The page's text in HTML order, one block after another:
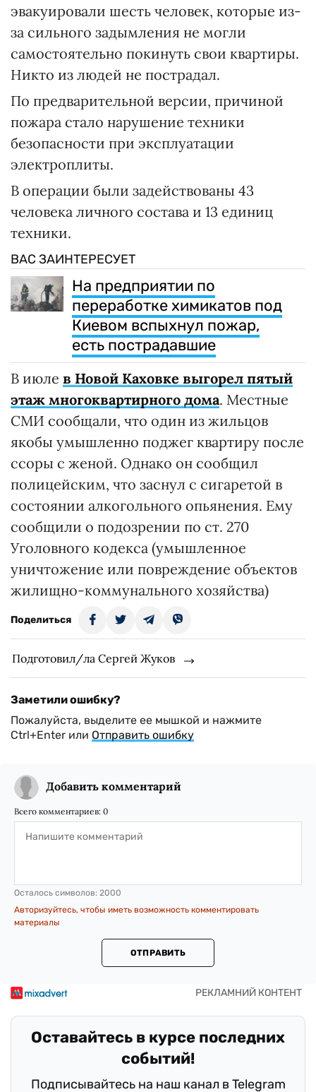
эвакуировали шесть человек, которые из-
за сильного задымления не могли
самостоятельно покинуть свои квартиры.
Никто из людей не пострадал.
По предварительной версии, причиной
пожара стало нарушение техники
безопасности при эксплуатации
электроплиты.
В операции были задействованы 43
человека личного состава и 13 единиц
техники.
ВАС ЗАИНТЕРЕСУЕТ
На предприятии по
переработке химикатов под
Киевом вспыхнул пожар,
есть пострадавшие
В июле в Новой Каховке выгорел пятый
этаж многоквартирного дома. Местные
СМИ сообщали, что один из жильцов
якобы умышленно поджег квартиру после
ссоры с женой. Однако он сообщил
полицейским, что заснул с сигаретой в
состоянии алкогольного опьянения. Ему
сообщили о подозрении по ст. 270
Уголовного кодекса (умышленное
уничтожение или повреждение объектов
жилищно-коммунального хозяйства)
Поделиться
Подготовил/ла Сергей Жуков
Заметили ошибку?
Пожалуйста, выделите ее мышкой и нажмите
Ctrl+Enter или Отправить ошибку
Добавить комментарий
Всего комментариев: 0
Осталось символов: 2000
Авторизуйтесь, чтобы иметь возможность комментировать
материалы
ОТПРАВИТЬ
Оставайтесь в курсе последних
событий!
Подписывайтесь на наш канал в Telegram